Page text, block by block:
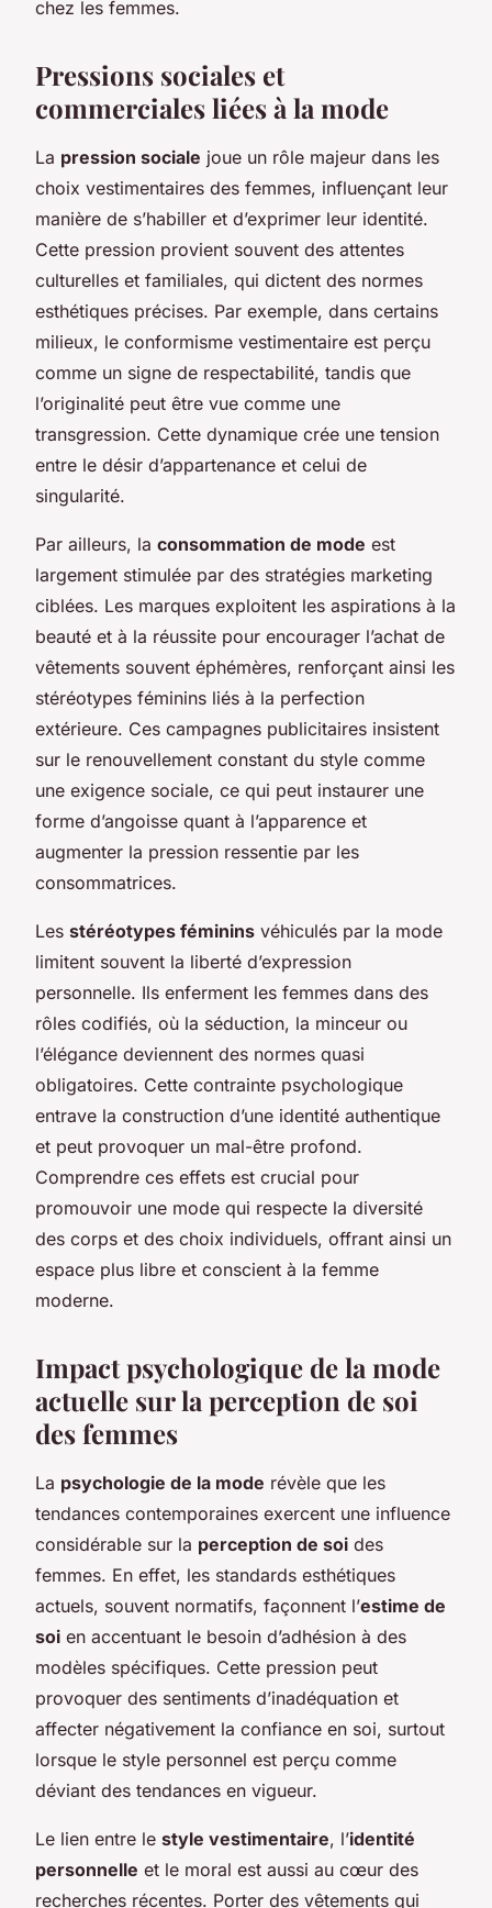
chez les femmes.
Pressions sociales et
commerciales liées à la mode
La pression sociale joue un rôle majeur dans les
choix vestimentaires des femmes, influençant leur
manière de s’habiller et d’exprimer leur identité.
Cette pression provient souvent des attentes
culturelles et familiales, qui dictent des normes
esthétiques précises. Par exemple, dans certains
milieux, le conformisme vestimentaire est perçu
comme un signe de respectabilité, tandis que
l’originalité peut être vue comme une
transgression. Cette dynamique crée une tension
entre le désir d’appartenance et celui de
singularité.
Par ailleurs, la consommation de mode est
largement stimulée par des stratégies marketing
ciblées. Les marques exploitent les aspirations à la
beauté et à la réussite pour encourager l’achat de
vêtements souvent éphémères, renforçant ainsi les
stéréotypes féminins liés à la perfection
extérieure. Ces campagnes publicitaires insistent
sur le renouvellement constant du style comme
une exigence sociale, ce qui peut instaurer une
forme d’angoisse quant à l’apparence et
augmenter la pression ressentie par les
consommatrices.
Les stéréotypes féminins véhiculés par la mode
limitent souvent la liberté d’expression
personnelle. Ils enferment les femmes dans des
rôles codifiés, où la séduction, la minceur ou
l’élégance deviennent des normes quasi
obligatoires. Cette contrainte psychologique
entrave la construction d’une identité authentique
et peut provoquer un mal-être profond.
Comprendre ces effets est crucial pour
promouvoir une mode qui respecte la diversité
des corps et des choix individuels, offrant ainsi un
espace plus libre et conscient à la femme
moderne.
Impact psychologique de la mode
actuelle sur la perception de soi
des femmes
La psychologie de la mode révèle que les
tendances contemporaines exercent une influence
considérable sur la perception de soi des
femmes. En effet, les standards esthétiques
actuels, souvent normatifs, façonnent l’estime de
soi en accentuant le besoin d’adhésion à des
modèles spécifiques. Cette pression peut
provoquer des sentiments d’inadéquation et
affecter négativement la confiance en soi, surtout
lorsque le style personnel est perçu comme
déviant des tendances en vigueur.
Le lien entre le style vestimentaire, l’identité
personnelle et le moral est aussi au cœur des
recherches récentes. Porter des vêtements qui